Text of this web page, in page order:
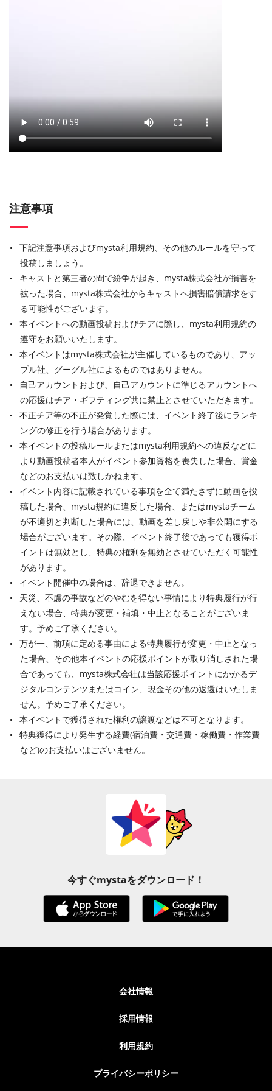
注意事項
下記注意事項およびmysta利用規約、その他のルールを守って
投稿しましょう。
キャストと第三者の間で紛争が起き、mysta株式会社が損害を
被った場合、mysta株式会社からキャストへ損害賠償請求をす
る可能性がございます。
本イベントへの動画投稿およびチアに際し、mysta利用規約の
遵守をお願いいたします。
本イベントはmysta株式会社が主催しているものであり、アッ
プル社、グーグル社によるものではありません。
自己アカウントおよび、自己アカウントに準じるアカウントへ
の応援はチア・ギフティング共に禁止とさせていただきます。
不正チア等の不正が発覚した際には、イベント終了後にランキ
ングの修正を行う場合があります。
本イベントの投稿ルールまたはmysta利用規約への違反などに
より動画投稿者本人がイベント参加資格を喪失した場合、賞金
などのお支払いは致しかねます。
イベント内容に記載されている事項を全て満たさずに動画を投
稿した場合、mysta規約に違反した場合、またはmystaチーム
が不適切と判断した場合には、動画を差し戻しや非公開にする
場合がございます。その際、イベント終了後であっても獲得ポ
イントは無効とし、特典の権利を無効とさせていただく可能性
があります。
イベント開催中の場合は、辞退できません。
天災、不慮の事故などのやむを得ない事情により特典履行が行
えない場合、特典が変更・補填・中止となることがございま
す。予めご了承ください。
万が一、前項に定める事由による特典履行が変更・中止となっ
た場合、その他本イベントの応援ポイントが取り消しされた場
合であっても、mysta株式会社は当該応援ポイントにかかるデ
ジタルコンテンツまたはコイン、現金その他の返還はいたしま
せん。予めご了承ください。
本イベントで獲得された権利の譲渡などは不可となります。
特典獲得により発生する経費(宿泊費・交通費・稼働費・作業費
など)のお支払いはございません。
今すぐmystaをダウンロード！
会社情報
採用情報
利用規約
プライバシーポリシー